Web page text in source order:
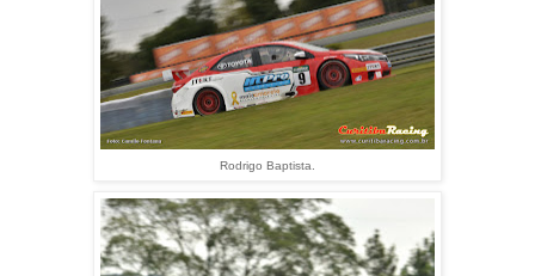
Rodrigo Baptista.